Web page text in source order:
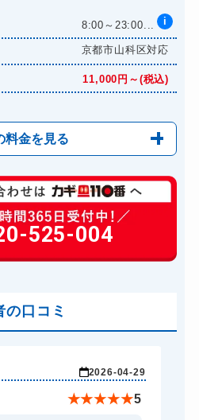
8:00～23:00... i
京都市山科区対応
11,000円～(税込)
料金を見る
6,600円～(税込)
14,300円～(税込)
14,300円～(税込)
525-004
の口コミ
2026-04-29
★★★★★5